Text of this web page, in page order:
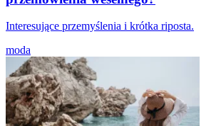
Interesujące przemyślenia i krótka riposta.
moda